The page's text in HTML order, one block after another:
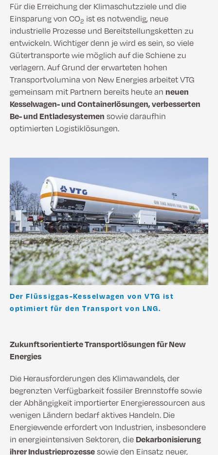
Für die Erreichung der Klimaschutzziele und die
Einsparung von CO2 ist es notwendig, neue
industrielle Prozesse und Bereitstellungsketten zu
entwickeln. Wichtiger denn je wird es sein, so viele
Gütertransporte wie möglich auf die Schiene zu
verlagern. Auf Grund der erwarteten hohen
Transportvolumina von New Energies arbeitet VTG
gemeinsam mit Partnern bereits heute an neuen
Kesselwagen- und Containerlösungen, verbesserten
Be- und Entladesystemen sowie daraufhin
optimierten Logistiklösungen.
Der Flüssiggas-Kesselwagen von VTG ist
optimiert für den Transport von LNG.
Zukunftsorientierte Transportlösungen für New
Energies
Die Herausforderungen des Klimawandels, der
begrenzten Verfügbarkeit fossiler Brennstoffe sowie
der Abhängigkeit importierter Energieressourcen aus
wenigen Ländern bedarf aktives Handeln. Die
Energiewende erfordert von Industrien, insbesondere
in energieintensiven Sektoren, die Dekarbonisierung
ihrer Industrieprozessesowie den Einsatz neuer,